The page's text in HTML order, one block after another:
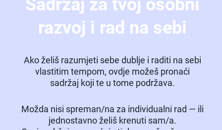
Sadržaj za tvoj osobni
razvoj i rad na sebi
Ako želiš razumjeti sebe dublje i raditi na sebi
vlastitim tempom, ovdje možeš pronaći
sadržaj koji te u tome podržava.
Možda nisi spreman/na za individualni rad — ili
jednostavno želiš krenuti sam/a.